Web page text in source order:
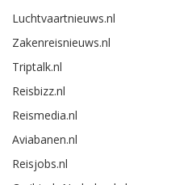
Luchtvaartnieuws.nl
Zakenreisnieuws.nl
Triptalk.nl
Reisbizz.nl
Reismedia.nl
Aviabanen.nl
Reisjobs.nl